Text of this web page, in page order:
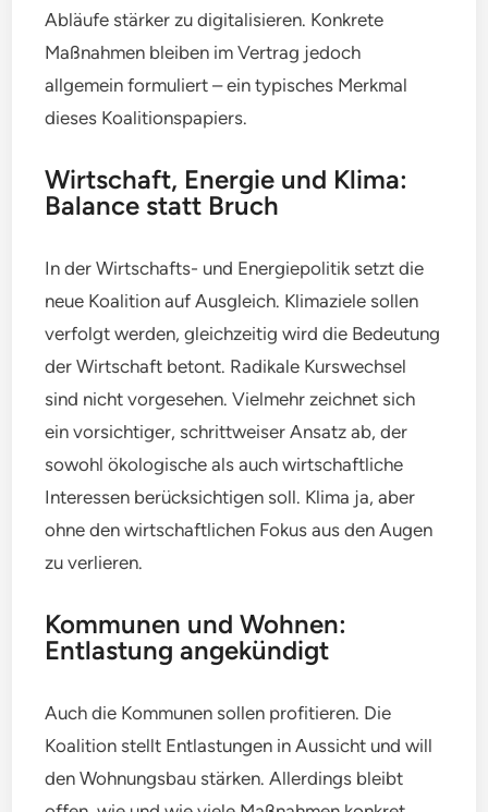
Abläufe stärker zu digitalisieren. Konkrete
Maßnahmen bleiben im Vertrag jedoch
allgemein formuliert – ein typisches Merkmal
dieses Koalitionspapiers.
Wirtschaft, Energie und Klima:
Balance statt Bruch
In der Wirtschafts- und Energiepolitik setzt die
neue Koalition auf Ausgleich. Klimaziele sollen
verfolgt werden, gleichzeitig wird die Bedeutung
der Wirtschaft betont. Radikale Kurswechsel
sind nicht vorgesehen. Vielmehr zeichnet sich
ein vorsichtiger, schrittweiser Ansatz ab, der
sowohl ökologische als auch wirtschaftliche
Interessen berücksichtigen soll. Klima ja, aber
ohne den wirtschaftlichen Fokus aus den Augen
zu verlieren.
Kommunen und Wohnen:
Entlastung angekündigt
Auch die Kommunen sollen profitieren. Die
Koalition stellt Entlastungen in Aussicht und will
den Wohnungsbau stärken. Allerdings bleibt